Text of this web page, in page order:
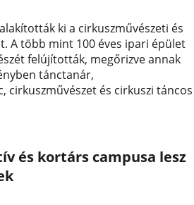
ki a cirkuszművészeti és
A több mint 100 éves ipari épület
felújították, megőrizve annak
tánctanár,
cirkuszművészet és cirkuszi táncos
és kortárs campusa lesz